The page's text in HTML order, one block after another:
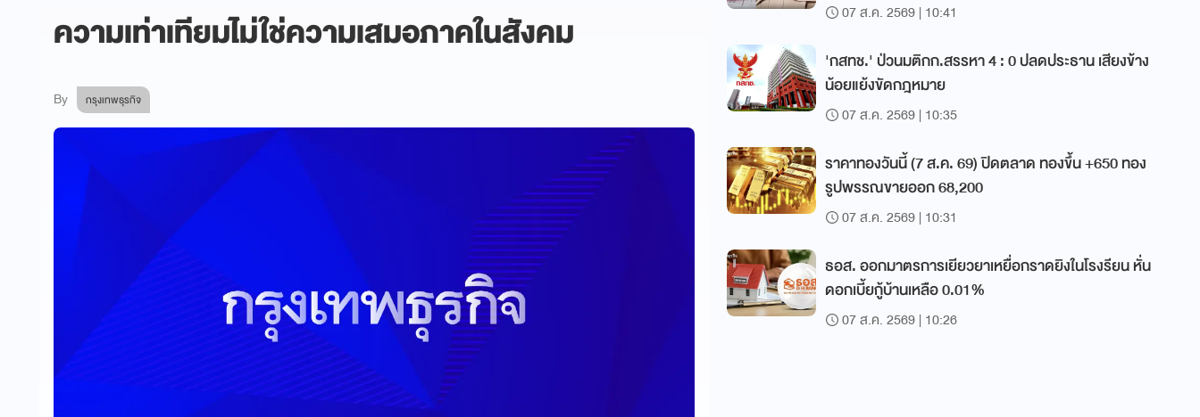
ความเท่าเทียมไม่ใช่ความเสมอภาคในสังคม
By กรุงเทพธุรกิจ
07 ส.ค. 2569 | 10:41
'กสทช.' ป่วนมติกก.สรรหา 4 : 0 ปลดประธาน เสียงข้าง
น้อยแย้งขัดกฎหมาย
07 ส.ค. 2569 | 10:35
ราคาทองวันนี้ (7 ส.ค. 69) ปิดตลาด ทองขึ้น +650 ทอง
รูปพรรณขายออก 68,200
07 ส.ค. 2569 | 10:31
ธอส. ออกมาตรการเยียวยาเหยื่อกราดยิงในโรงรียน หั่น
ดอกเบี้ยกู้บ้านเหลือ 0.01%
07 ส.ค. 2569 | 10:26